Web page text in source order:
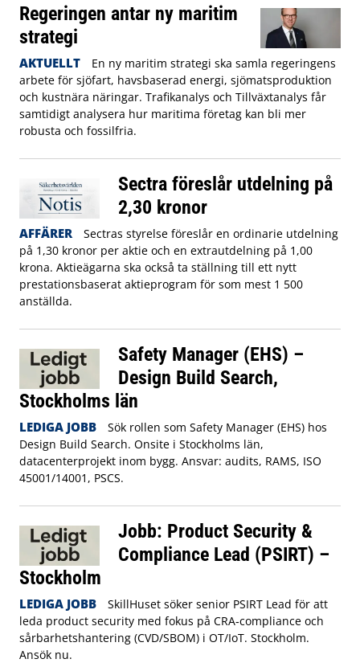
Regeringen antar ny maritim
strategi
AKTUELLT
En ny maritim strategi ska samla regeringens
arbete för sjöfart, havsbaserad energi, sjömatsproduktion
och kustnära näringar. Trafikanalys och Tillväxtanalys får
samtidigt analysera hur maritima företag kan bli mer
robusta och fossilfria.
Sectra föreslår utdelning på
2,30 kronor
AFFÄRER
Sectras styrelse föreslår en ordinarie utdelning
på 1,30 kronor per aktie och en extrautdelning på 1,00
krona. Aktieägarna ska också ta ställning till ett nytt
prestationsbaserat aktieprogram för som mest 1 500
anställda.
Safety Manager (EHS) –
Design Build Search,
Stockholms län
LEDIGA JOBB
Sök rollen som Safety Manager (EHS) hos
Design Build Search. Onsite i Stockholms län,
datacenterprojekt inom bygg. Ansvar: audits, RAMS, ISO
45001/14001, PSCS.
Jobb: Product Security &
Compliance Lead (PSIRT) –
Stockholm
LEDIGA JOBB
SkillHuset söker senior PSIRT Lead för att
leda product security med fokus på CRA‑compliance och
sårbarhetshantering (CVD/SBOM) i OT/IoT. Stockholm.
Ansök nu.